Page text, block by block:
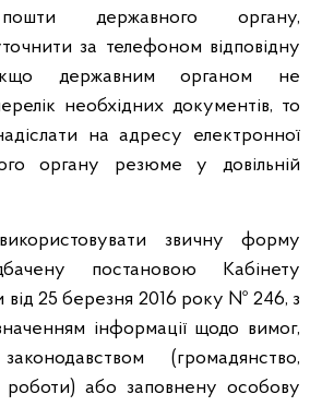
державного органу,
за телефоном відповідну
державним органом не
необхідних документів, то
на адресу електронної
органу резюме у довільній
звичну форму
постановою Кабінету
від 25 березня 2016 року № 246, з
інформації щодо вимог,
(громадянство,
роботи) або заповнену особову